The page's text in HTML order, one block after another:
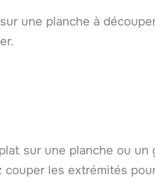
une planche à
sur une planche ou un
les extrémités